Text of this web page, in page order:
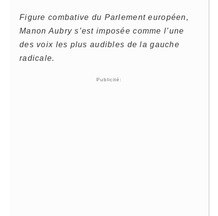
Figure combative du Parlement européen,
Manon Aubry s’est imposée comme l’une
des voix les plus audibles de la gauche
radicale.
Publicité: